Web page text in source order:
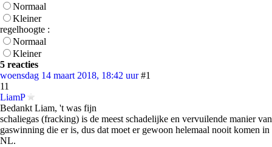
Normaal
Kleiner
regelhoogte :
Normaal
Kleiner
5 reacties
woensdag 14 maart 2018, 18:42 uur #1
11
LiamP
Bedankt Liam, 't was fijn
schaliegas (fracking) is de meest schadelijke en vervuilende manier van
gaswinning die er is, dus dat moet er gewoon helemaal nooit komen in
NL.